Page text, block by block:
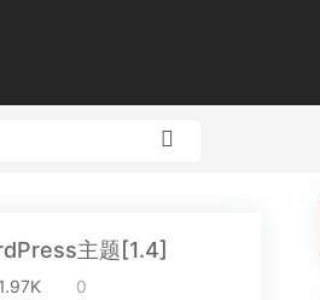
主题[1.4]
1.97K
0